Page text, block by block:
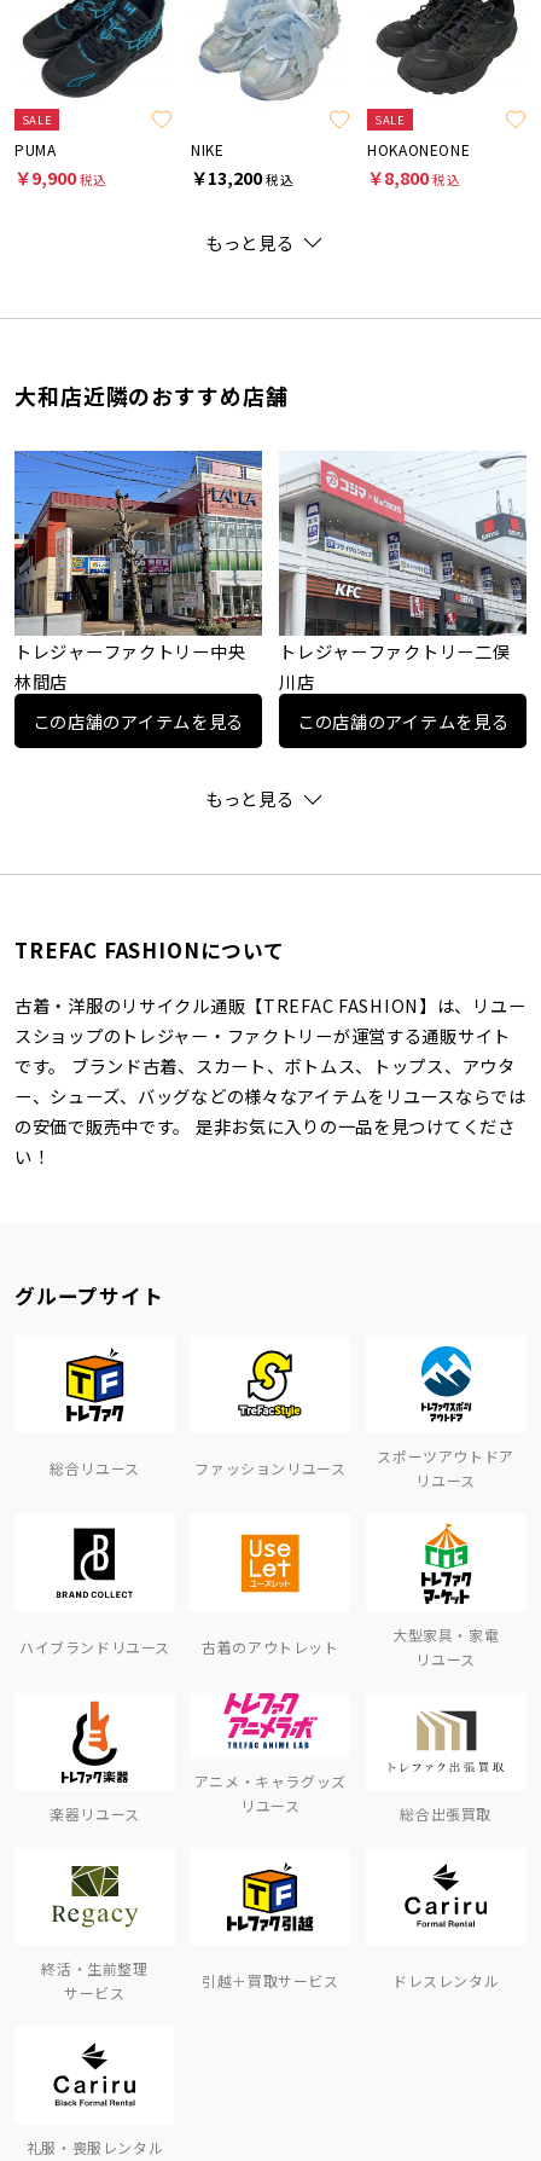
SALE
PUMA
￥9,900税込
NIKE
￥13,200税込
SALE
HOKAONEONE
￥8,800税込
もっと見る
大和店近隣のおすすめ店舗
トレジャーファクトリー中央
林間店
この店舗のアイテムを見る
トレジャーファクトリー二俣
川店
この店舗のアイテムを見る
もっと見る
TREFAC FASHIONについて
古着・洋服のリサイクル通販【TREFAC FASHION】は、リユー
スショップのトレジャー・ファクトリーが運営する通販サイト
です。 ブランド古着、スカート、ボトムス、トップス、アウタ
ー、シューズ、バッグなどの様々なアイテムをリユースならでは
の安価で販売中です。 是非お気に入りの一品を見つけてくださ
い！
グループサイト
総合リユース ファッションリユース
スポーツアウトドア
リユース
ハイブランドリユース 古着のアウトレット
大型家具・家電
リユース
楽器リユース
アニメ・キャラグッズ
リユース
総合出張買取
終活・生前整理
サービス
引越＋買取サービス ドレスレンタル
礼服・喪服レンタル